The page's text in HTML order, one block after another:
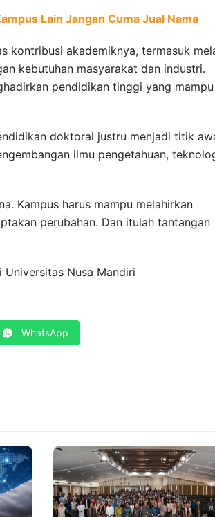
Lain Jangan Cuma Jual Nama
kontribusi akademiknya, termasuk
kebutuhan masyarakat dan industri.
pendidikan tinggi yang mampu
doktoral justru menjadi titik
ilmu pengetahuan,
Kampus harus mampu melahirkan
perubahan. Dan itulah tantangan
Universitas Nusa Mandiri
WhatsApp